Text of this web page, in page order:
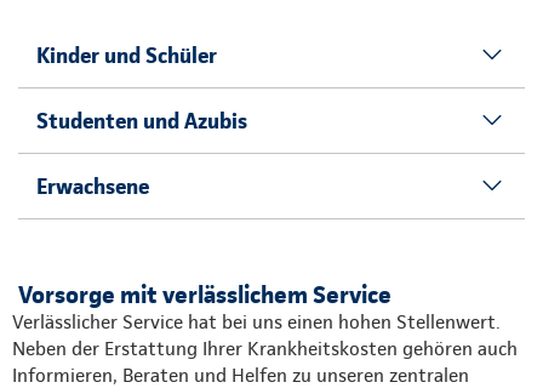
Kinder und Schüler
Studenten und Azubis
Erwachsene
Vorsorge mit verlässlichem Service
Verlässlicher Service hat bei uns einen hohen Stellenwert.
Neben der Erstattung Ihrer Krankheitskosten gehören auch
Informieren, Beraten und Helfen zu unseren zentralen